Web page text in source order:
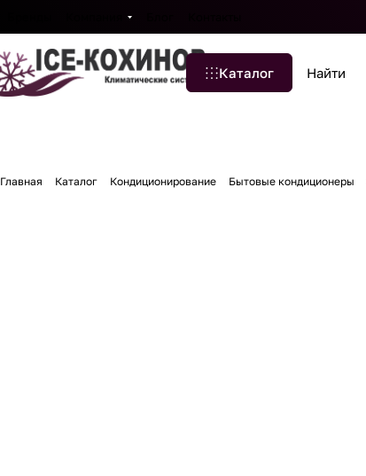
Каталог
Главная Каталог Кондиционирование Бытовые кондиционеры